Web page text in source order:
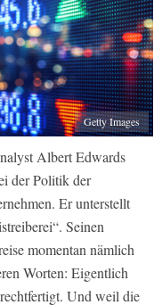
Getty Images
Albert Edwards
der Politik der
Er unterstellt
Seinen
momentan nämlich
Worten: Eigentlich
Und weil die